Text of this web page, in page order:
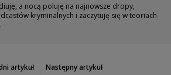
a nocą poluję na najnowsze dropy,
kryminalnych i zaczytuję się w teoriach
artykuł
Następny artykuł